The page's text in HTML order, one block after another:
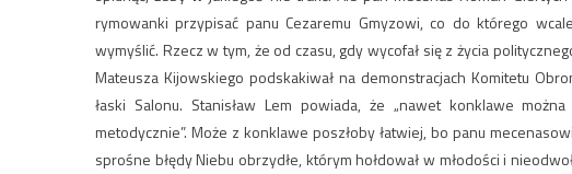
rymowanki przypisać panu Cezaremu Gmyzowi, co do którego
wymyślić. Rzecz w tym, że od czasu, gdy wycofał się z życia
Mateusza Kijowskiego podskakiwał na demonstracjach Komitetu
łaski Salonu. Stanisław Lem powiada, że „nawet konklawe
metodycznie”. Może z konklawe poszłoby łatwiej, bo panu
sprośne błędy Niebu obrzydłe, którym hołdował w młodości i